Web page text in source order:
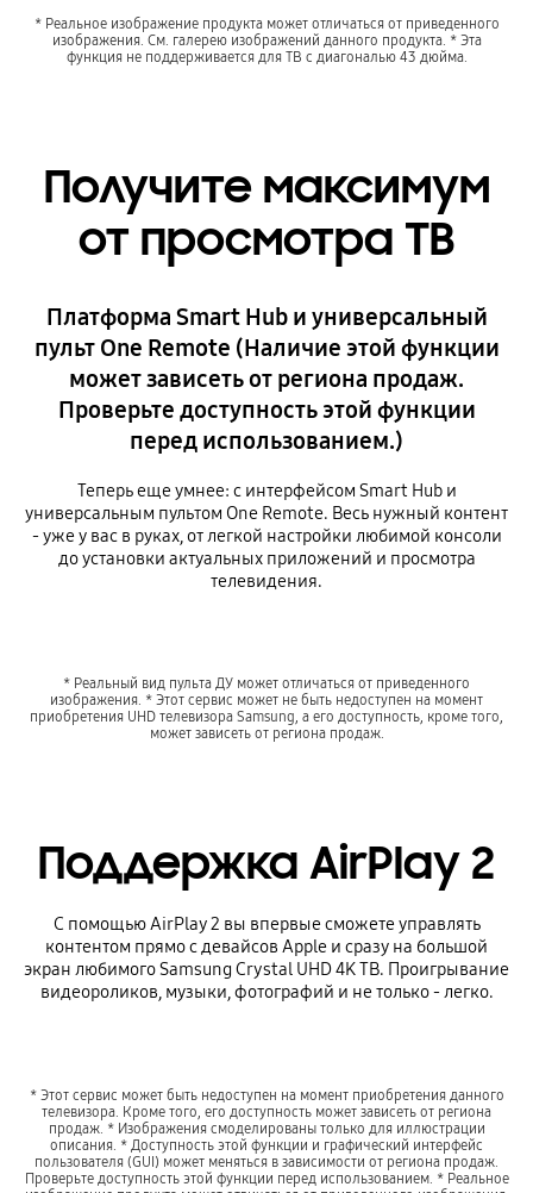
* Реальное изображение продукта может отличаться от приведенного
изображения. См. галерею изображений данного продукта. * Эта
функция не поддерживается для ТВ с диагональю 43 дюйма.
Получите максимум
от просмотра ТВ
Платформа Smart Hub и универсальный
пульт One Remote (Наличие этой функции
может зависеть от региона продаж.
Проверьте доступность этой функции
перед использованием.)
Теперь еще умнее: с интерфейсом Smart Hub и
универсальным пультом One Remote. Весь нужный контент
- уже у вас в руках, от легкой настройки любимой консоли
до установки актуальных приложений и просмотра
телевидения.
* Реальный вид пульта ДУ может отличаться от приведенного
изображения. * Этот сервис может не быть недоступен на момент
приобретения UHD телевизора Samsung, а его доступность, кроме того,
может зависеть от региона продаж.
Поддержка AirPlay 2
С помощью AirPlay 2 вы впервые сможете управлять
контентом прямо с девайсов Apple и сразу на большой
экран любимого Samsung Crystal UHD 4K ТВ. Проигрывание
видеороликов, музыки, фотографий и не только - легко.
* Этот сервис может быть недоступен на момент приобретения данного
телевизора. Кроме того, его доступность может зависеть от региона
продаж. * Изображения смоделированы только для иллюстрации
описания. * Доступность этой функции и графический интерфейс
пользователя (GUI) может меняться в зависимости от региона продаж.
Проверьте доступность этой функции перед использованием. * Реальное